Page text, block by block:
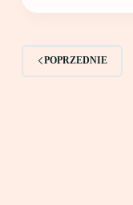
POPRZEDNIE